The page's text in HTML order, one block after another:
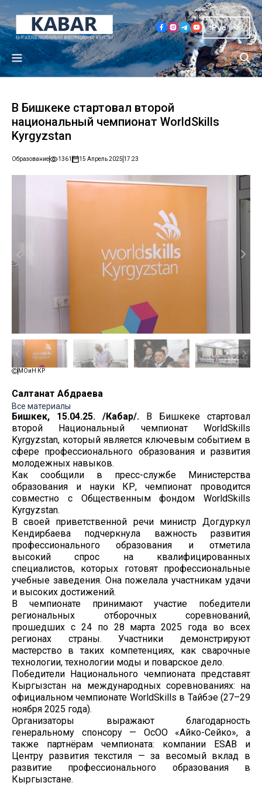
Рус
В Бишкеке стартовал второй
национальный чемпионат WorldSkills
Kyrgyzstan
Образование 1361 15 Апрель 2025 17:23
МОиН КР
Салтанат Абдраева
Все материалы
Бишкек, 15.04.25. /Кабар/.
В Бишкеке стартовал
второй Национальный чемпионат WorldSkills
Kyrgyzstan, который является ключевым событием в
сфере профессионального образования и развития
молодежных навыков.
Как сообщили в пресс-службе Министерства
образования и науки КР, чемпионат проводится
совместно с Общественным фондом WorldSkills
Kyrgyzstan.
В своей приветственной речи министр Догдуркул
Кендирбаева подчеркнула важность развития
профессионального образования и отметила
высокий спрос на квалифицированных
специалистов, которых готовят профессиональные
учебные заведения. Она пожелала участникам удачи
и высоких достижений.
В чемпионате принимают участие победители
региональных отборочных соревнований,
прошедших с 24 по 28 марта 2025 года во всех
регионах страны. Участники демонстрируют
мастерство в таких компетенциях, как сварочные
технологии, технологии моды и поварское дело.
Победители Национального чемпионата представят
Кыргызстан на международных соревнованиях: на
официальном чемпионате WorldSkills в Тайбэе (27–29
ноября 2025 года).
Организаторы выражают благодарность
генеральному спонсору — ОсОО «Айко-Сейко», а
также партнёрам чемпионата: компании ESAB и
Центру развития текстиля — за весомый вклад в
развитие профессионального образования в
Кыргызстане.